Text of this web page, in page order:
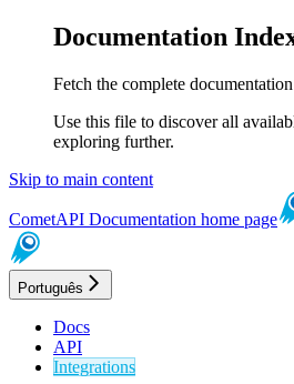
Documentation
Fetch the complete
Use this file to discover all
exploring further.
Skip to main content
CometAPI Documentation home page
Português
Docs
API
Integrations